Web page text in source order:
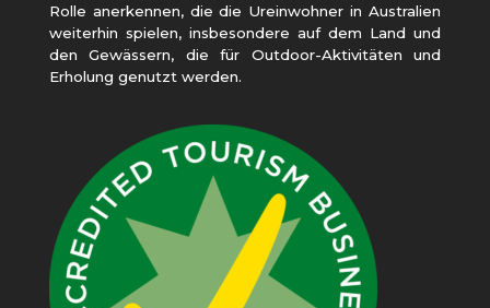
Rolle anerkennen, die die Ureinwohner in Australien
weiterhin spielen, insbesondere auf dem Land und
den Gewässern, die für Outdoor-Aktivitäten und
Erholung genutzt werden.